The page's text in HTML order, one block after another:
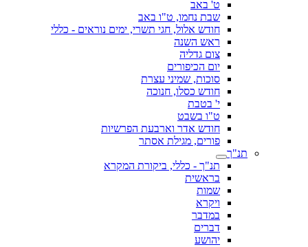
ט' באב
שבת נחמו, ט"ו באב
חודש אלול, חגי תשרי, ימים נוראים - כללי
ראש השנה
צום גדליה
יום הכיפורים
סוכות, שמיני עצרת
חודש כסלו, חנוכה
י' בטבת
ט"ו בשבט
חודש אדר וארבעת הפרשיות
פורים, מגילת אסתר
תנ"ך
תנ"ך - כללי, ביקורת המקרא
בראשית
שמות
ויקרא
במדבר
דברים
יהושע